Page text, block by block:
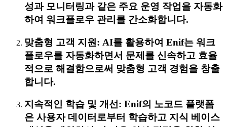
성과 모니터링과 같은 주요 운영 작업을 자동화
하여 워크플로우 관리를 간소화합니다.
맞춤형 고객 지원: AI를 활용하여 Enif는 워크
플로우를 자동화하면서 문제를 신속하고 효율
적으로 해결함으로써 맞춤형 고객 경험을 창출
합니다.
지속적인 학습 및 개선: Enif의 노코드 플랫폼
은 사용자 데이터로부터 학습하고 지식 베이스